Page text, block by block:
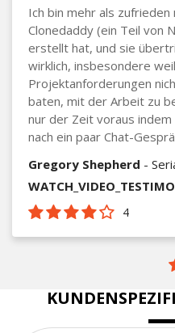
Ich bin mehr als
Clonedaddy (ein Teil von
erstellt hat, und sie
wirklich, insbesondere
Projektanforderungen
baten, mit der Arbeit zu
nur der Zeit voraus
nach ein paar Chat-
Gregory Shepherd -
4